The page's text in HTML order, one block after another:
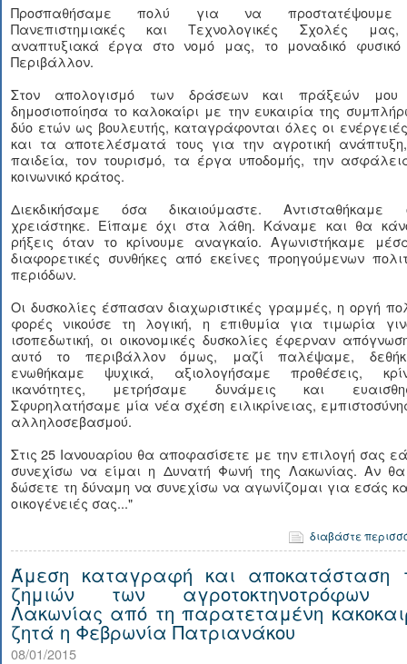
Προσπαθήσαμε πολύ για να προστατέψουμε
Πανεπιστημιακές και Τεχνολογικές Σχολές
αναπτυξιακά έργα στο νομό μας, το μοναδικό
Περιβάλλον.
Στον απολογισμό των δράσεων και πράξεών μου
δημοσιοποίησα το καλοκαίρι με την ευκαιρία της
δύο ετών ως βουλευτής, καταγράφονται όλες οι
και τα αποτελέσματά τους για την αγροτική
παιδεία, τον τουρισμό, τα έργα υποδομής, την
κοινωνικό κράτος.
Διεκδικήσαμε όσα δικαιούμαστε. Αντισταθήκαμε
χρειάστηκε. Είπαμε όχι στα λάθη. Κάναμε και θα
ρήξεις όταν το κρίνουμε αναγκαίο. Αγωνιστήκαμε
διαφορετικές συνθήκες από εκείνες προηγούμενων
περιόδων.
Οι δυσκολίες έσπασαν διαχωριστικές γραμμές, η οργή
φορές νικούσε τη λογική, η επιθυμία για τιμωρία
ισοπεδωτική, οι οικονομικές δυσκολίες έφερναν
αυτό το περιβάλλον όμως, μαζί παλέψαμε,
ενωθήκαμε ψυχικά, αξιολογήσαμε προθέσεις,
ικανότητες, μετρήσαμε δυνάμεις και
Σφυρηλατήσαμε μία νέα σχέση ειλικρίνειας,
αλληλοσεβασμού.
Στις 25 Ιανουαρίου θα αποφασίσετε με την επιλογή σας
συνεχίσω να είμαι η Δυνατή Φωνή της Λακωνίας. Αν
δώσετε τη δύναμη να συνεχίσω να αγωνίζομαι για εσάς
οικογένειές σας..."
διαβάστε
Άμεση καταγραφή και αποκατάσταση
ζημιών των αγροτοκτηνοτρόφων
Λακωνίας από τη παρατεταμένη
ζητά η Φεβρωνία Πατριανάκου
08/01/2015